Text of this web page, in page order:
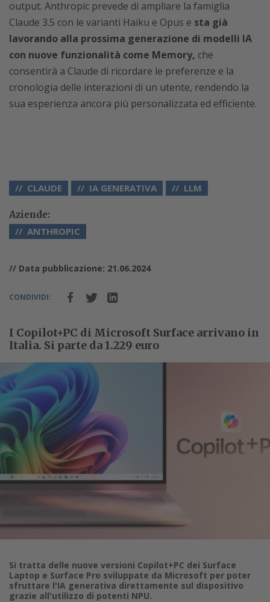
output. Anthropic prevede di ampliare la famiglia
Claude 3.5 con le varianti Haiku e Opus e sta già
lavorando alla prossima generazione di modelli IA
con nuove funzionalità come Memory, che
consentirà a Claude di ricordare le preferenze e la
cronologia delle interazioni di un utente, rendendo la
sua esperienza ancora più personalizzata ed efficiente.
CLAUDE IA GENERATIVA LLM
Aziende:
ANTHROPIC
// Data pubblicazione: 21.06.2024
CONDIVIDI:
I Copilot+PC di Microsoft Surface arrivano in
Italia. Si parte da 1.229 euro
Si tratta delle nuove versioni Copilot+PC dei Surface
Laptop e Surface Pro sviluppate da Microsoft per poter
sfruttare l'IA generativa direttamente sul dispositivo
grazie all'utilizzo di potenti NPU.